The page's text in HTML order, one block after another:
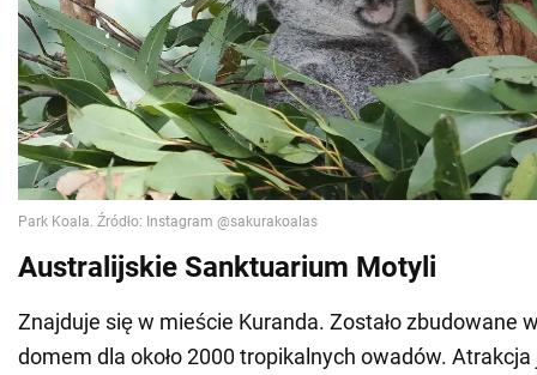
Australijskie Sanktuarium Motyli
Znajduje się w mieście Kuranda. Zostało zbudowane
domem dla około 2000 tropikalnych owadów.